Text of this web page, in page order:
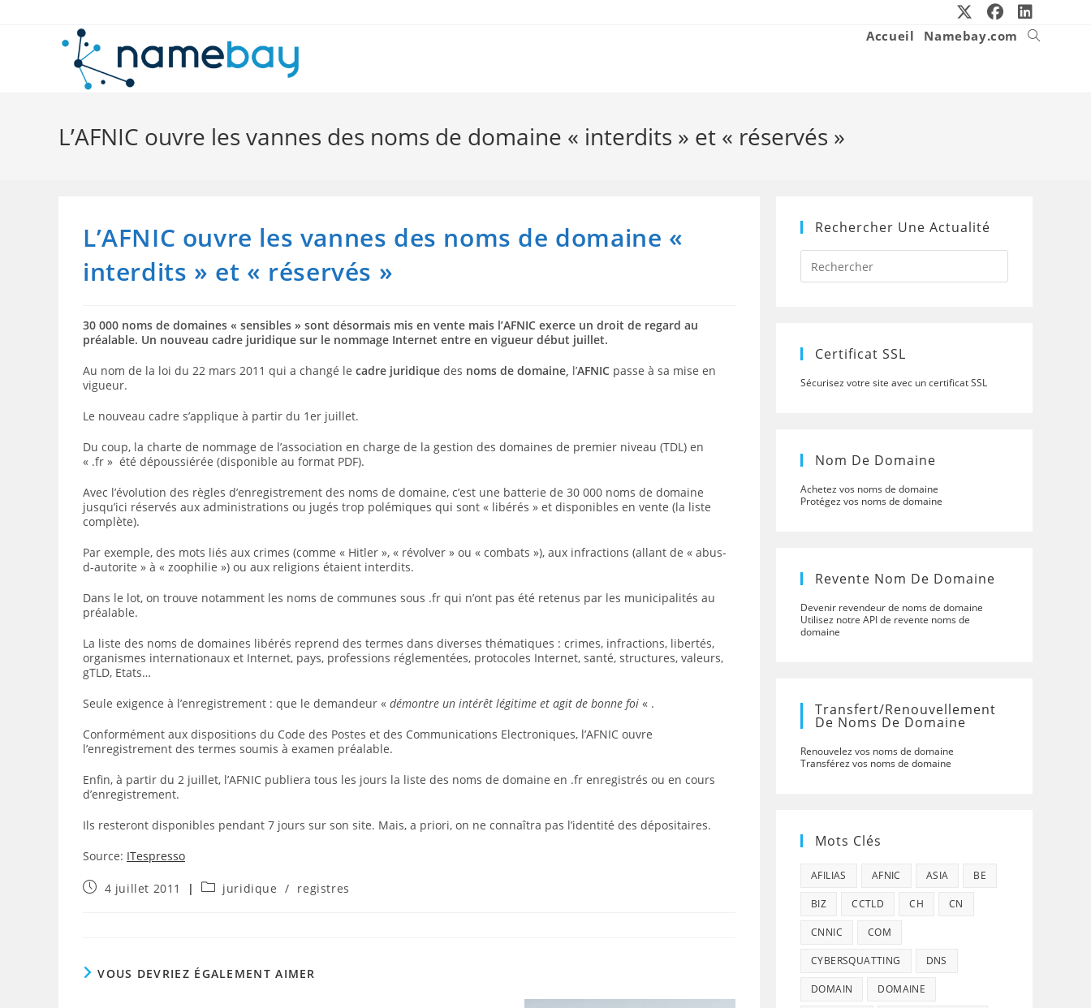
Accueil Namebay.com
Toggle
L’AFNIC ouvre les vannes des noms de domaine « interdits » et « réservés »
L’AFNIC ouvre les vannes des noms de domaine «
interdits » et « réservés »
30 000 noms de domaines « sensibles » sont désormais mis en vente mais l’AFNIC exerce un droit de regard au
préalable. Un nouveau cadre juridique sur le nommage Internet entre en vigueur début juillet.
Au nom de la loi du 22 mars 2011 qui a changé le cadre juridique des noms de domaine, l’AFNIC passe à sa mise en
vigueur.
Le nouveau cadre s’applique à partir du 1er juillet.
Du coup, la charte de nommage de l’association en charge de la gestion des domaines de premier niveau (TDL) en
« .fr » été dépoussiérée (disponible au format PDF).
Avec l’évolution des règles d’enregistrement des noms de domaine, c’est une batterie de 30 000 noms de domaine
jusqu’ici réservés aux administrations ou jugés trop polémiques qui sont « libérés » et disponibles en vente (la liste
complète).
Par exemple, des mots liés aux crimes (comme « Hitler », « révolver » ou « combats »), aux infractions (allant de « abus-
d-autorite » à « zoophilie ») ou aux religions étaient interdits.
Dans le lot, on trouve notamment les noms de communes sous .fr qui n’ont pas été retenus par les municipalités au
préalable.
La liste des noms de domaines libérés reprend des termes dans diverses thématiques : crimes, infractions, libertés,
organismes internationaux et Internet, pays, professions réglementées, protocoles Internet, santé, structures, valeurs,
gTLD, Etats…
Seule exigence à l’enregistrement : que le demandeur « démontre un intérêt légitime et agit de bonne foi « .
Conformément aux dispositions du Code des Postes et des Communications Electroniques, l’AFNIC ouvre
l’enregistrement des termes soumis à examen préalable.
Enfin, à partir du 2 juillet, l’AFNIC publiera tous les jours la liste des noms de domaine en .fr enregistrés ou en cours
d’enregistrement.
Ils resteront disponibles pendant 7 jours sur son site. Mais, a priori, on ne connaîtra pas l’identité des dépositaires.
Source: ITespresso
Publication
4 juillet 2011
Postjuridique / registres
VOUS DEVRIEZ ÉGALEMENT AIMER
Rechercher Une Actualité
Press
to
Certificat SSL
Sécurisez votre site avec un certificat SSL
Nom De Domaine
Achetez vos noms de domaine
Protégez vos noms de domaine
Revente Nom De Domaine
Devenir revendeur de noms de domaine
Utilisez notre API de revente noms de
domaine
Transfert/renouvellement
De Noms De Domaine
Renouvelez vos noms de domaine
Transférez vos noms de domaine
Mots Clés
AFILIAS AFNIC ASIA BE
BIZ CCTLD CH CN
CNNIC COM
CYBERSQUATTING DNS
DOMAIN DOMAINE